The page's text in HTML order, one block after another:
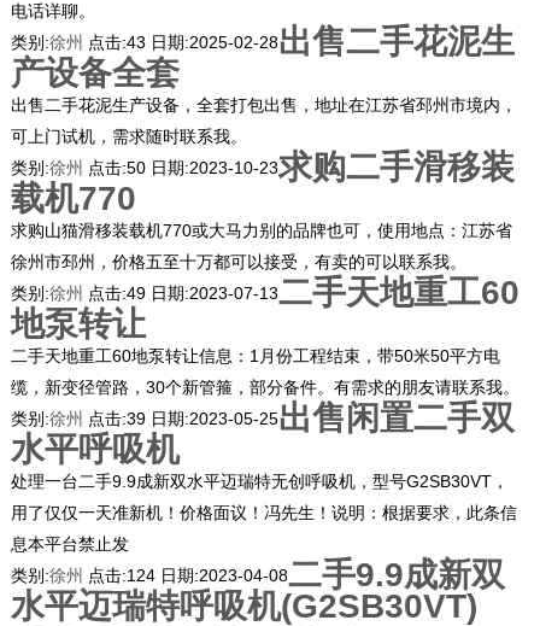
电话详聊。
类别:徐州 点击:43 日期:2025-02-28出售二手花泥生
产设备全套
出售二手花泥生产设备，全套打包出售，地址在江苏省邳州市境内，
可上门试机，需求随时联系我。
类别:徐州 点击:50 日期:2023-10-23求购二手滑移装
载机770
求购山猫滑移装载机770或大马力别的品牌也可，使用地点：江苏省
徐州市邳州，价格五至十万都可以接受，有卖的可以联系我。
类别:徐州 点击:49 日期:2023-07-13二手天地重工60
地泵转让
二手天地重工60地泵转让信息：1月份工程结束，带50米50平方电
缆，新变径管路，30个新管箍，部分备件。有需求的朋友请联系我。
类别:徐州 点击:39 日期:2023-05-25出售闲置二手双
水平呼吸机
处理一台二手9.9成新双水平迈瑞特无创呼吸机，型号G2SB30VT，
用了仅仅一天准新机！价格面议！冯先生！说明：根据要求，此条信
息本平台禁止发
类别:徐州 点击:124 日期:2023-04-08二手9.9成新双
水平迈瑞特呼吸机(G2SB30VT)